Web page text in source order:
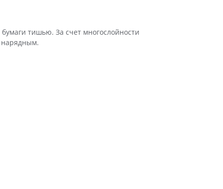
тишью. За счет многослойности
нарядным.